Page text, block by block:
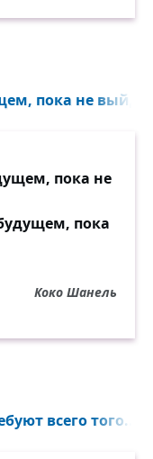
пока не
пока не
пока
Коко Шанель
всего того...